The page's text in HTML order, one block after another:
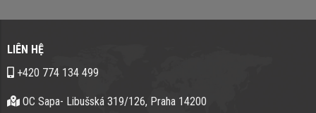
LIÊN HỆ
+420 774 134 499
OC Sapa- Libušská 319/126, Praha 14200